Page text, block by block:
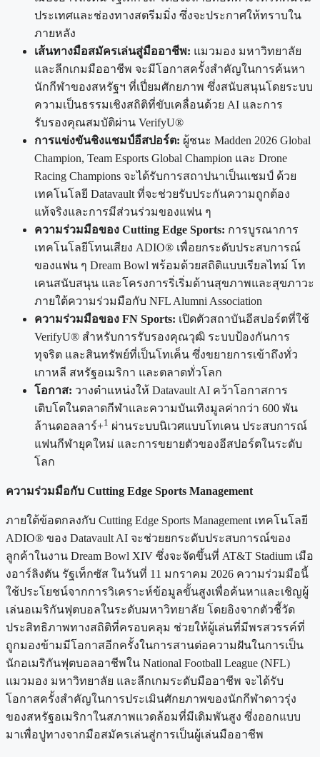
ประเทศและช่องทางสตรีมมิ่ง ซึ่งจะประกาศให้ทราบใน
ภายหลัง
เส้นทางมือสมัครเล่นสู่มืออาชีพ: แมวมอง มหาวิทยาลัย
และลีกเกมมืออาชีพ จะมีโอกาสครั้งสำคัญในการค้นหา
นักกีฬาของสหรัฐฯ ที่เปี่ยมศักยภาพ ซึ่งสนับสนุนโดยระบบ
ความเป็นธรรมเชิงสถิติที่ขับเคลื่อนด้วย AI และการ
รับรองคุณสมบัติผ่าน VerifyU®
การแข่งขันชิงแชมป์อีสปอร์ต: ผู้ชนะ Madden 2026 Global
Champion, Team Esports Global Champion และ Drone
Racing Champions จะได้รับการสถาปนาเป็นแชมป์ ด้วย
เทคโนโลยี Datavault ที่จะช่วยรับประกันความถูกต้อง
แท้จริงและการมีส่วนร่วมของแฟน ๆ
ความร่วมมือของ Cutting Edge Sports: การบูรณาการ
เทคโนโลยีโทนเสียง ADIO® เพื่อยกระดับประสบการณ์
ของแฟน ๆ Dream Bowl พร้อมด้วยสถิติแบบเรียลไทม์ โท
เคนสนับสนุน และโครงการริ่เริ่มด้านสุขภาพและสุขภาวะ
ภายใต้ความร่วมมือกับ NFL Alumni Association
ความร่วมมือของ FN Sports: เปิดตัวสถาบันอีสปอร์ตที่ใช้
VerifyU® สำหรับการรับรองคุณวุฒิ ระบบป้องกันการ
ทุจริต และสินทรัพย์ที่เป็นโทเค็น ซึ่งขยายการเข้าถึงทั่ว
เกาหลี สหรัฐอเมริกา และตลาดทั่วโลก
โอกาส: วางตำแหน่งให้ Datavault AI คว้าโอกาสการ
เติบโตในตลาดกีฬาและความบันเทิงมูลค่ากว่า 600 พัน
ล้านดอลลาร์+1 ผ่านระบบนิเวศแบบโทเคน ประสบการณ์
แฟนกีฬายุคใหม่ และการขยายตัวของอีสปอร์ตในระดับ
โลก
ความร่วมมือกับ Cutting Edge Sports Management
ภายใต้ข้อตกลงกับ Cutting Edge Sports Management เทคโนโลยี
ADIO® ของ Datavault AI จะช่วยยกระดับประสบการณ์ของ
ลูกค้าในงาน Dream Bowl XIV ซึ่งจะจัดขึ้นที่ AT&T Stadium เมือ
งอาร์ลิงตัน รัฐเท็กซัส ในวันที่ 11 มกราคม 2026 ความร่วมมือนี้
ใช้ประโยชน์จากการวิเคราะห์ข้อมูลขั้นสูงเพื่อค้นหาและเชิญผู้
เล่นอเมริกันฟุตบอลในระดับมหาวิทยาลัย โดยอิงจากตัวชี้วัด
ประสิทธิภาพทางสถิติที่ครอบคลุม ช่วยให้ผู้เล่นที่มีพรสวรรค์ที่
ถูกมองข้ามมีโอกาสอีกครั้งในการสานต่อความฝันในการเป็น
นักอเมริกันฟุตบอลอาชีพใน National Football League (NFL)
แมวมอง มหาวิทยาลัย และลีกเกมระดับมืออาชีพ จะได้รับ
โอกาสครั้งสำคัญในการประเมินศักยภาพของนักกีฬาดาวรุ่ง
ของสหรัฐอเมริกาในสภาพแวดล้อมที่มีเดิมพันสูง ซึ่งออกแบบ
มาเพื่อปูทางจากมือสมัครเล่นสู่การเป็นผู้เล่นมืออาชีพ